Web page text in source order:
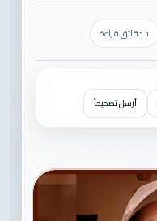
1 دقائق قراءة
أرسل تصحيحاً